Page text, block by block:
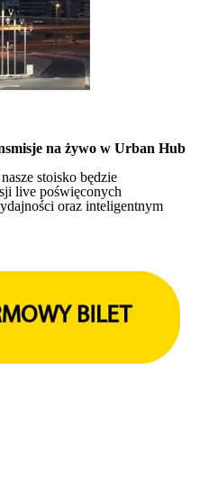
na żywo w Urban Hub
stoisko będzie
live poświęconych
oraz inteligentnym